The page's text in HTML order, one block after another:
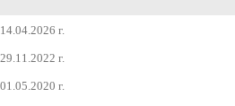
14.04.2026 г.
29.11.2022 г.
01.05.2020 г.